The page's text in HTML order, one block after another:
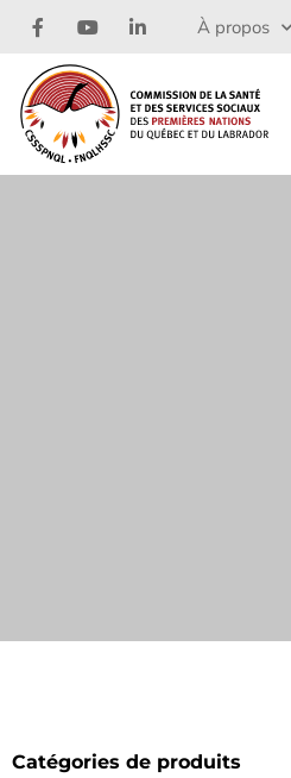
À propos
Catégories de produits